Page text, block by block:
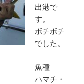
出港で
す。
ボチボチ
でした。
魚種
ハマチ・